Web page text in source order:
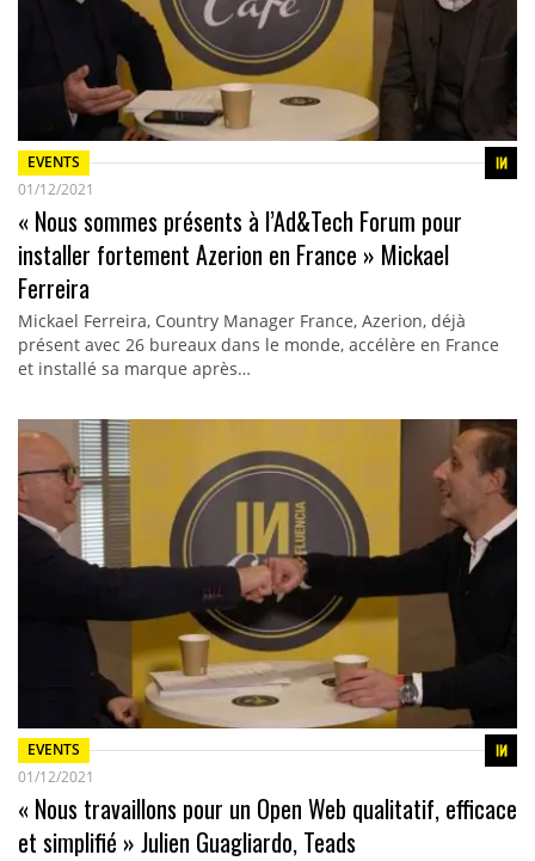
EVENTS
01/12/2021
« Nous sommes présents à l’Ad&Tech Forum pour
installer fortement Azerion en France » Mickael
Ferreira
Mickael Ferreira, Country Manager France, Azerion, déjà
présent avec 26 bureaux dans le monde, accélère en France
et installé sa marque après…
EVENTS
01/12/2021
« Nous travaillons pour un Open Web qualitatif, efficace
et simplifié » Julien Guagliardo, Teads